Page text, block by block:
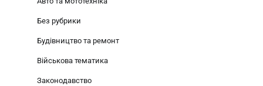
Без рубрики
Будівництво та ремонт
Військова тематика
Законодавство